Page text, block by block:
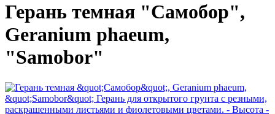
Герань темная "Самобор",
Geranium phaeum,
"Samobor"